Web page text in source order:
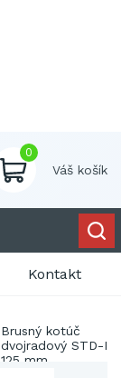
0
Váš košík
Kontakt
Brusný kotúč
dvojradový STD-I
125 mm